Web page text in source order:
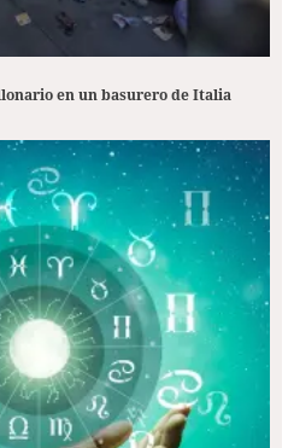
en un basurero de Italia